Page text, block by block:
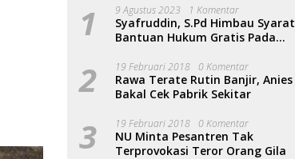
1 9 Agustus 2023 1 Komentar
Syafruddin, S.Pd Himbau Syarat
Bantuan Hukum Gratis Pada
2 19 Februari 2018 0 Komentar
Rawa Terate Rutin Banjir, Anies
Bakal Cek Pabrik Sekitar
3 19 Februari 2018 0 Komentar
NU Minta Pesantren Tak
Terprovokasi Teror Orang Gila